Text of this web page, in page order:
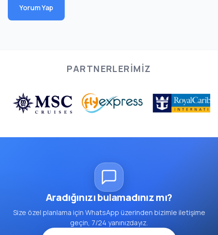
Yorum Yap
PARTNERLERIMIZ
Aradığınızı bulamadınız mı?
Size özel planlama için WhatsApp üzerinden bizimle iletişime
geçin, 7/24 yanınızdayız.